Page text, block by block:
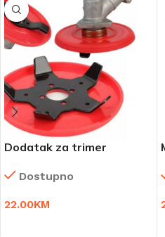
Dodatak za trimer
Dostupno
22.00KM